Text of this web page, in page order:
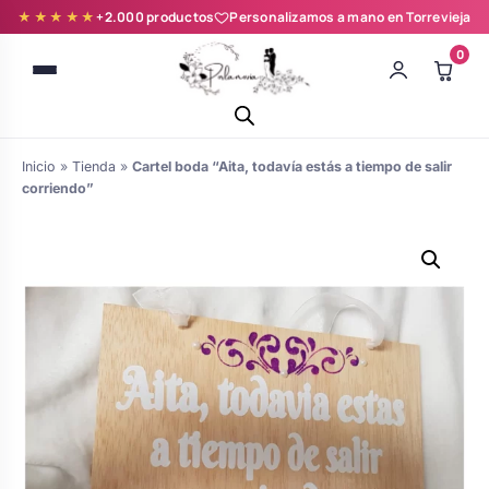
★★★★★+2.000 productos Personalizamos a mano en Torrevieja
0
novia y zapatillas
personalizadas
de boda
Árboles de Huellas para Primera
Comunión
Batas de comunión personalizadas
para niña
Inicio » Tienda » Cartel boda “Aita, todavía estás a tiempo de salir
corriendo”